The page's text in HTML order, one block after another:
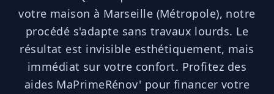
votre maison à Marseille (Métropole), notre
procédé s'adapte sans travaux lourds. Le
résultat est invisible esthétiquement, mais
immédiat sur votre confort. Profitez des
aides MaPrimeRénov' pour financer votre